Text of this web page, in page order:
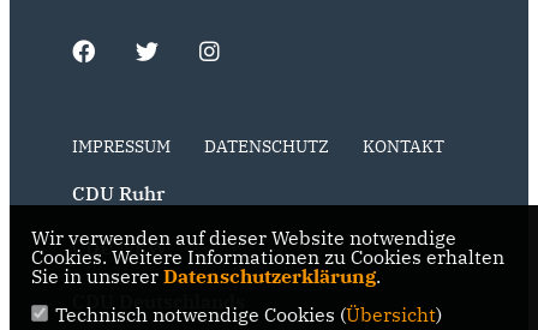
IMPRESSUM DATENSCHUTZ KONTAKT
CDU Ruhr
CDU NRW
Wir verwenden auf dieser Website notwendige
Cookies. Weitere Informationen zu Cookies erhalten
Sie in unserer Datenschutzerklärung.
Technisch notwendige Cookies (Übersicht)